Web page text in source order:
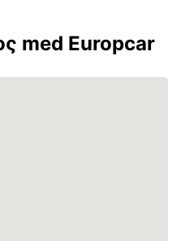
med Europcar